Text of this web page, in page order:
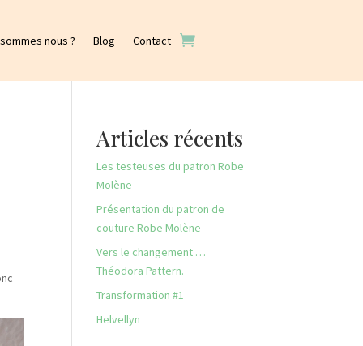
nous ? Blog Contact
Articles récents
Les testeuses du patron Robe
Molène
Présentation du patron de
couture Robe Molène
Vers le changement …
Théodora Pattern.
Transformation #1
Helvellyn